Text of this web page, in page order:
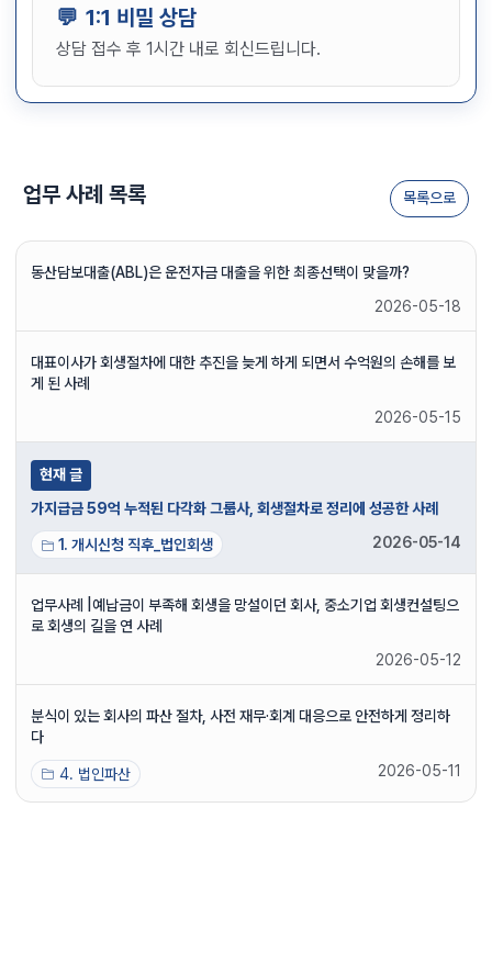
1:1 비밀 상담
상담 접수 후 1시간 내로 회신드립니다.
업무 사례 목록 목록으로
동산담보대출(ABL)은 운전자금 대출을 위한 최종선택이 맞을까?
2026-05-18
대표이사가 회생절차에 대한 추진을 늦게 하게 되면서 수억원의 손해를 보
게 된 사례
2026-05-15
현재 글
가지급금 59억 누적된 다각화 그룹사, 회생절차로 정리에 성공한 사례
1. 개시신청 직후_법인회생 2026-05-14
업무사례 |예납금이 부족해 회생을 망설이던 회사, 중소기업 회생컨설팅으
로 회생의 길을 연 사례
2026-05-12
분식이 있는 회사의 파산 절차, 사전 재무·회계 대응으로 안전하게 정리하
다
4. 법인파산 2026-05-11